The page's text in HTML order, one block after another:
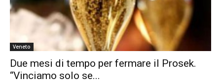
Veneto
Due mesi di tempo per fermare il Prosek.
“Vinciamo solo se...